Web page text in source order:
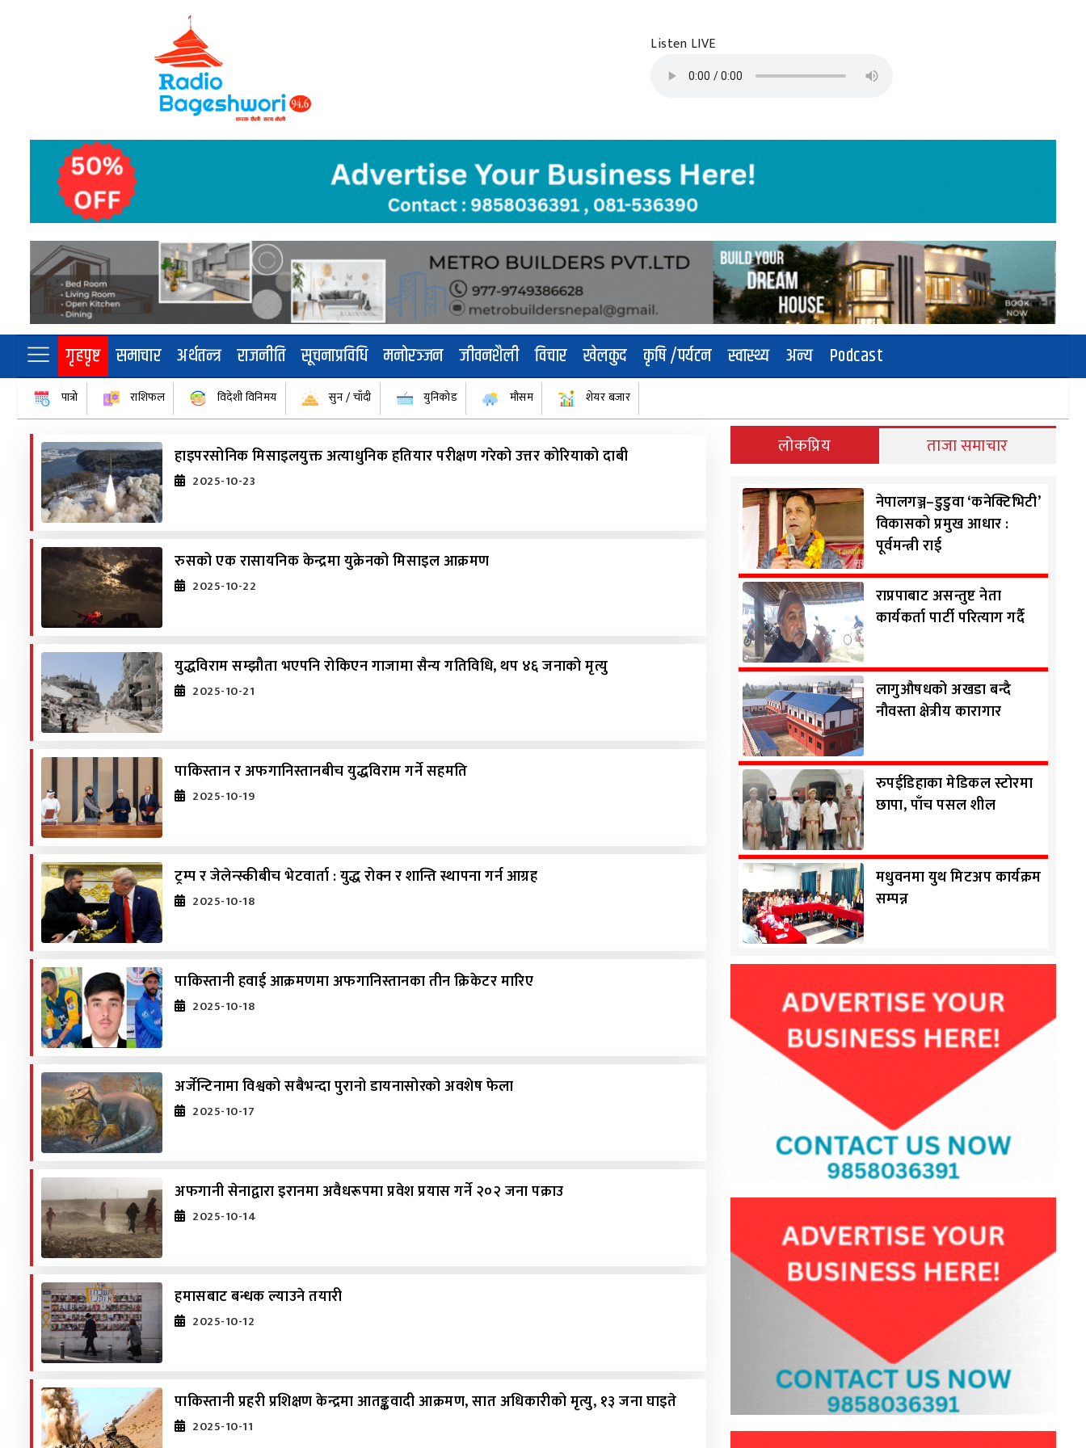
Listen LIVE
गृहपृष्ट समाचार अर्थतन्त्र राजनीति सूचनाप्रविधि मनोरञ्जन जीवनशैली विचार खेलकुद कृषि /पर्यटन स्वास्थ्य अन्य Podcast
पात्रो राशिफल विदेशी विनिमय सुन / चाँदी युनिकोड मौसम शेयर बजार
हाइपरसोनिक मिसाइलयुक्त अत्याधुनिक हतियार परीक्षण गरेको उत्तर कोरियाको दाबी
2025-10-23
रुसको एक रासायनिक केन्द्रमा युक्रेनको मिसाइल आक्रमण
2025-10-22
युद्धविराम सम्झौता भएपनि रोकिएन गाजामा सैन्य गतिविधि, थप ४६ जनाको मृत्यु
2025-10-21
पाकिस्तान र अफगानिस्तानबीच युद्धविराम गर्ने सहमति
2025-10-19
ट्रम्प र जेलेन्स्कीबीच भेटवार्ता : युद्ध रोक्न र शान्ति स्थापना गर्न आग्रह
2025-10-18
पाकिस्तानी हवाई आक्रमणमा अफगानिस्तानका तीन क्रिकेटर मारिए
2025-10-18
अर्जेन्टिनामा विश्वको सबैभन्दा पुरानो डायनासोरको अवशेष फेला
2025-10-17
अफगानी सेनाद्वारा इरानमा अवैधरूपमा प्रवेश प्रयास गर्ने २०२ जना पक्राउ
2025-10-14
हमासबाट बन्धक ल्याउने तयारी
2025-10-12
पाकिस्तानी प्रहरी प्रशिक्षण केन्द्रमा आतङ्कवादी आक्रमण, सात अधिकारीको मृत्यु, १३ जना घाइते
2025-10-11
लोकप्रिय ताजा समाचार
नेपालगञ्ज–डुडुवा ‘कनेक्टिभिटी’
विकासको प्रमुख आधार :
पूर्वमन्त्री राई
राप्रपाबाट असन्तुष्ट नेता
कार्यकर्ता पार्टी परित्याग गर्दै
लागुऔषधको अखडा बन्दै
नौवस्ता क्षेत्रीय कारागार
रुपईडिहाका मेडिकल स्टोरमा
छापा, पाँच पसल शील
मधुवनमा युथ मिटअप कार्यक्रम
सम्पन्न